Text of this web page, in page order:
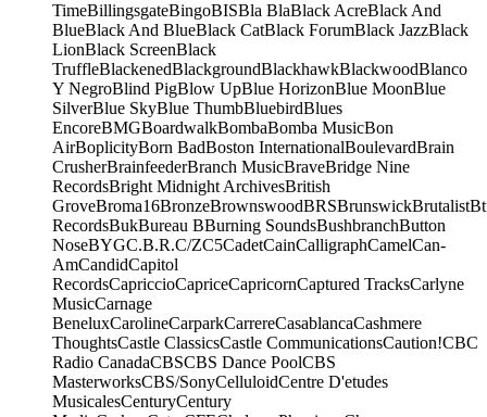
TimeBillingsgateBingoBISBla BlaBlack AcreBlack And
BlueBlack And BlueBlack CatBlack ForumBlack JazzBlack
LionBlack ScreenBlack
TruffleBlackenedBlackgroundBlackhawkBlackwoodBlanco
Y NegroBlind PigBlow UpBlue HorizonBlue MoonBlue
SilverBlue SkyBlue ThumbBluebirdBlues
EncoreBMGBoardwalkBombaBomba MusicBon
AirBoplicityBorn BadBoston InternationalBoulevardBrain
CrusherBrainfeederBranch MusicBraveBridge Nine
RecordsBright Midnight ArchivesBritish
GroveBroma16BronzeBrownswoodBRSBrunswickBrutalist
RecordsBukBureau BBurning SoundsBushbranchButton
NoseBYGC.B.R.C/ZC5CadetCainCalligraphCamelCan-
AmCandidCapitol
RecordsCapriccioCapriceCapricornCaptured TracksCarlyne
MusicCarnage
BeneluxCarolineCarparkCarrereCasablancaCashmere
ThoughtsCastle ClassicsCastle CommunicationsCaution!CBC
Radio CanadaCBSCBS Dance PoolCBS
MasterworksCBS/SonyCelluloidCentre D'etudes
MusicalesCenturyCentury